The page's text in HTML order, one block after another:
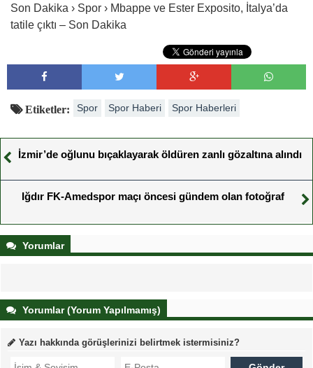
Son Dakika › Spor › Mbappe ve Ester Exposito, İtalya’da
tatile çıktı – Son Dakika
Etiketler: Spor Spor Haberi Spor Haberleri
İzmir’de oğlunu bıçaklayarak öldüren zanlı gözaltına alındı
Iğdır FK-Amedspor maçı öncesi gündem olan fotoğraf
Yorumlar
Yorumlar (Yorum Yapılmamış)
Yazı hakkında görüşlerinizi belirtmek istermisiniz?